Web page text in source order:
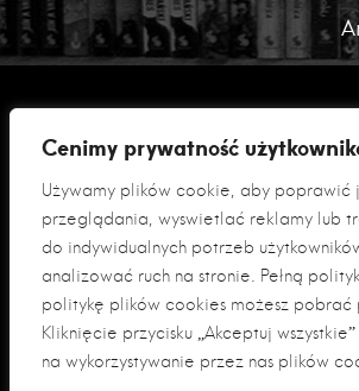
Cenimy prywatność
Używamy plików cookie, aby poprawić
przeglądania, wyświetlać reklamy lub
do indywidualnych potrzeb
analizować ruch na stronie. Pełną
politykę plików cookies możesz pobrać
Kliknięcie przycisku „Akceptuj
na wykorzystywanie przez nas plików
Polityka
Klauzula informacyjna